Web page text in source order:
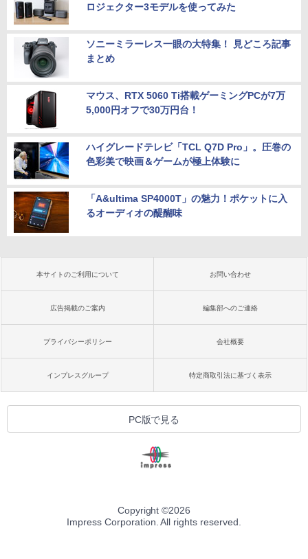
ロジェクター3モデルを使ってみた
ソニーミラーレス一眼の大特集！ 見どころ記事
まとめ
マウス、RTX 5060 Ti搭載ゲーミングPCが7万
5,000円オフで30万円台！
ハイグレードテレビ「TCL Q7D Pro」。圧巻の
色彩美で映画＆ゲームが極上体験に
「A&ultima SP4000T」の魅力！ポケットに入
るオーディオの醍醐味
本サイトのご利用について お問い合わせ
広告掲載のご案内 編集部へのご連絡
プライバシーポリシー 会社概要
インプレスグループ 特定商取引法に基づく表示
PC版で見る
Copyright ©2026
Impress Corporation. All rights reserved.